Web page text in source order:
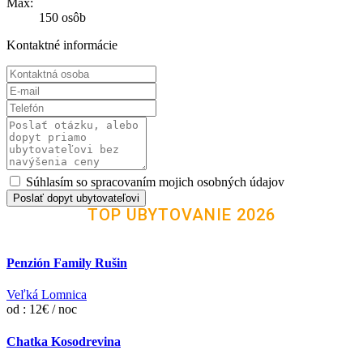
150 osôb
Kontaktné informácie
Súhlasím so spracovaním mojich osobných údajov
Poslať dopyt ubytovateľovi
TOP UBYTOVANIE 2026
Penzión Family Rušin
Veľká Lomnica
od : 12€ / noc
Chatka Kosodrevina